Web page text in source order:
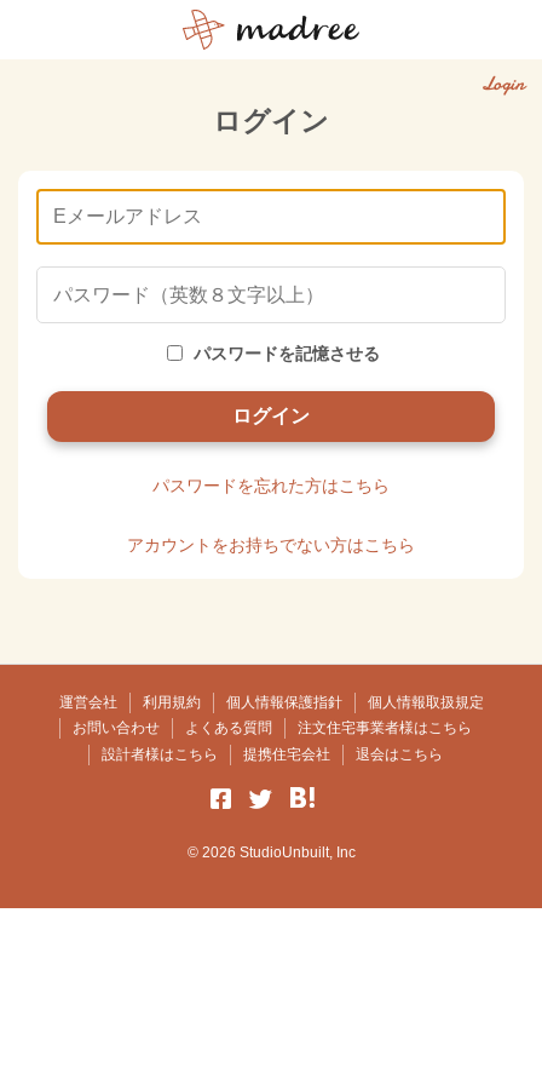
Login
ログイン
パスワードを記憶させる
パスワードを忘れた方はこちら
アカウントをお持ちでない方はこちら
運営会社 利用規約 個人情報保護指針
個人情報取扱規定
お問い合わせ
よくある質問
注文住宅事業者様はこちら
設計者様はこちら
提携住宅会社 退会はこちら
© 2026 StudioUnbuilt, Inc